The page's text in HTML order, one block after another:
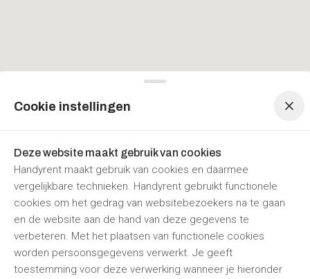
Cookie instellingen
Deze website maakt gebruik van cookies
Handyrent maakt gebruik van cookies en daarmee
vergelijkbare technieken. Handyrent gebruikt functionele
cookies om het gedrag van websitebezoekers na te gaan
en de website aan de hand van deze gegevens te
verbeteren. Met het plaatsen van functionele cookies
worden persoonsgegevens verwerkt. Je geeft
toestemming voor deze verwerking wanneer je hieronder